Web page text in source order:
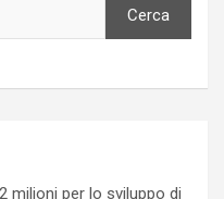
Cerca
milioni per lo sviluppo di